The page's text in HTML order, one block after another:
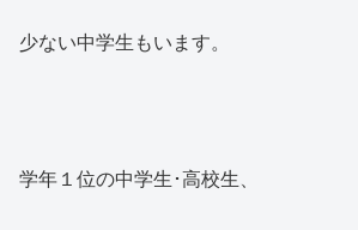
少ない中学生もいます。
学年１位の中学生･高校生、